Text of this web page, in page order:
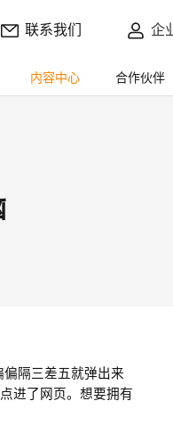
联系我们 企
内容中心 合作伙伴
偏隔三差五就弹出来
进了网页。想要拥有